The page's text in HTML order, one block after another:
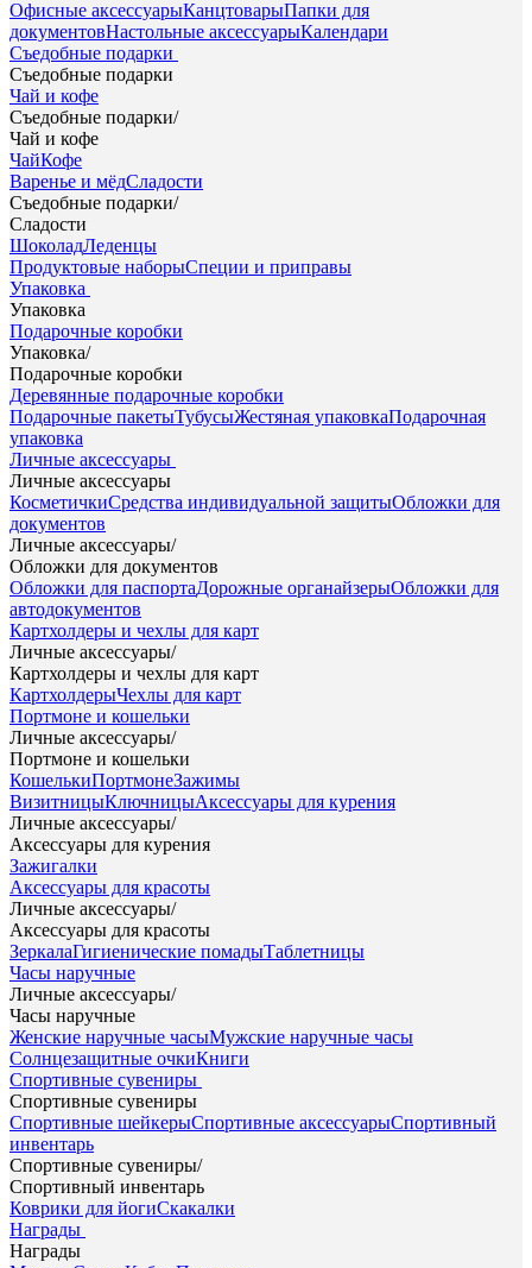
Офисные аксессуарыКанцтоварыПапки для
документовНастольные аксессуарыКалендари
Съедобные подарки
Съедобные подарки
Чай и кофе
Съедобные подарки/
Чай и кофе
ЧайКофе
Варенье и мёдСладости
Съедобные подарки/
Сладости
ШоколадЛеденцы
Продуктовые наборыСпеции и приправы
Упаковка
Упаковка
Подарочные коробки
Упаковка/
Подарочные коробки
Деревянные подарочные коробки
Подарочные пакетыТубусыЖестяная упаковкаПодарочная
упаковка
Личные аксессуары
Личные аксессуары
КосметичкиСредства индивидуальной защитыОбложки для
документов
Личные аксессуары/
Обложки для документов
Обложки для паспортаДорожные органайзерыОбложки для
автодокументов
Картхолдеры и чехлы для карт
Личные аксессуары/
Картхолдеры и чехлы для карт
КартхолдерыЧехлы для карт
Портмоне и кошельки
Личные аксессуары/
Портмоне и кошельки
КошелькиПортмонеЗажимы
ВизитницыКлючницыАксессуары для курения
Личные аксессуары/
Аксессуары для курения
Зажигалки
Аксессуары для красоты
Личные аксессуары/
Аксессуары для красоты
ЗеркалаГигиенические помадыТаблетницы
Часы наручные
Личные аксессуары/
Часы наручные
Женские наручные часыМужские наручные часы
Солнцезащитные очкиКниги
Спортивные сувениры
Спортивные сувениры
Спортивные шейкерыСпортивные аксессуарыСпортивный
инвентарь
Спортивные сувениры/
Спортивный инвентарь
Коврики для йогиСкакалки
Награды
Награды